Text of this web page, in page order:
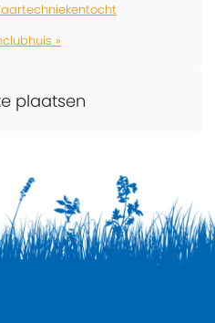
»
plaatsen